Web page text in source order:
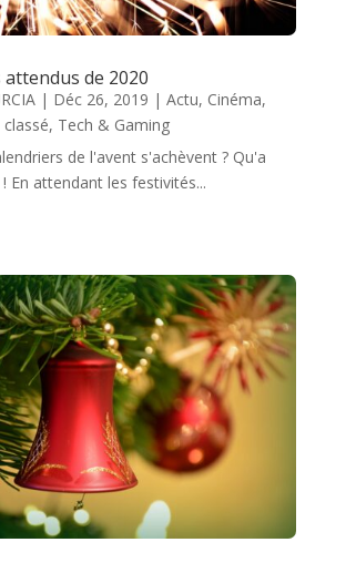
attendus de 2020
| Déc 26, 2019 | Actu, Cinéma,
, Tech & Gaming
de l'avent s'achèvent ? Qu'a
En attendant les festivités...